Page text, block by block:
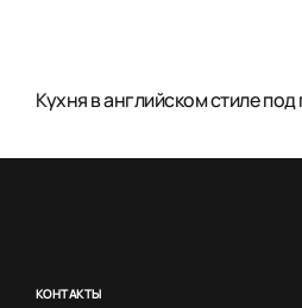
Кухня в английском стиле под
КОНТАКТЫ